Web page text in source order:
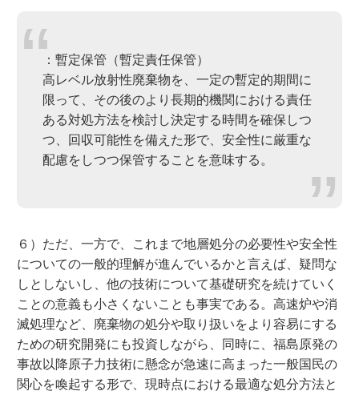
：暫定保管（暫定責任保管）
高レベル放射性廃棄物を、一定の暫定的期間に
限って、その後のより長期的機関における責任
ある対処方法を検討し決定する時間を確保しつ
つ、回収可能性を備えた形で、安全性に厳重な
配慮をしつつ保管することを意味する。
６）ただ、一方で、これまで地層処分の必要性や安全性
についての一般的理解が進んでいるかと言えば、疑問な
しとしないし、他の技術について基礎研究を続けていく
ことの意義も小さくないことも事実である。高速炉や消
滅処理など、廃棄物の処分や取り扱いをより容易にする
ための研究開発にも投資しながら、同時に、福島原発の
事故以降原子力技術に懸念が急速に高まった一般国民の
関心を喚起する形で、現時点における最適な処分方法と